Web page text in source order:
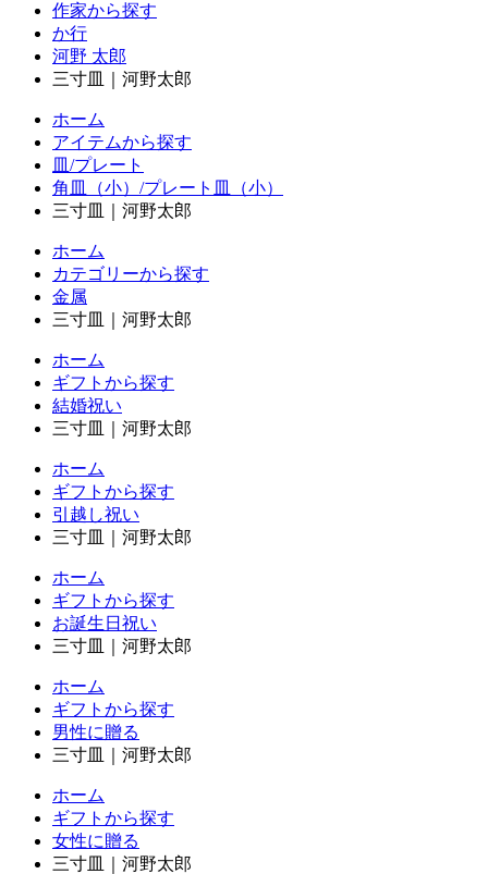
作家から探す
か行
河野 太郎
三寸皿｜河野太郎
ホーム
アイテムから探す
皿/プレート
角皿（小）/プレート皿（小）
三寸皿｜河野太郎
ホーム
カテゴリーから探す
金属
三寸皿｜河野太郎
ホーム
ギフトから探す
結婚祝い
三寸皿｜河野太郎
ホーム
ギフトから探す
引越し祝い
三寸皿｜河野太郎
ホーム
ギフトから探す
お誕生日祝い
三寸皿｜河野太郎
ホーム
ギフトから探す
男性に贈る
三寸皿｜河野太郎
ホーム
ギフトから探す
女性に贈る
三寸皿｜河野太郎